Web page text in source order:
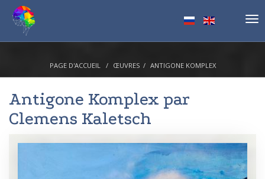
PAGE D'ACCUEIL ŒUVRES ANTIGONE KOMPLEX
Antigone Komplex par
Clemens Kaletsch